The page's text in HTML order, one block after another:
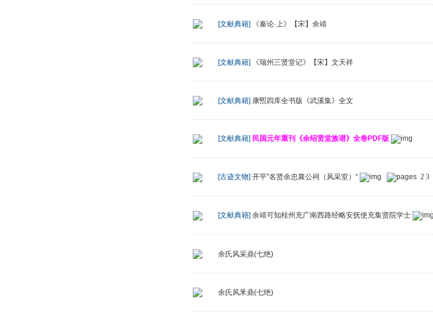
[文献典籍] 《秦论·上》【宋】余靖
[文献典籍] 《瑞州三贤堂记》【宋】文天祥
[文献典籍] 康煕四库全书版《武溪集》全文
[文献典籍] 民国元年重刊《余绍贤堂族谱》全卷PDF版
[古迹文物] 开平"名贤余忠襄公祠（风采堂）“ 2 3
[文献典籍] 余靖可知桂州充广南西路经略安抚使充集贤院学士
余氏风采鼎(七绝)
余氏风釆鼎(七绝)